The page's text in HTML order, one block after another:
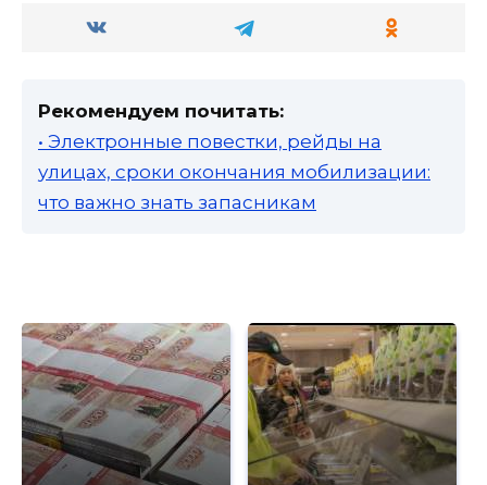
Рекомендуем почитать:
• Электронные повестки, рейды на
улицах, сроки окончания мобилизации:
что важно знать запасникам